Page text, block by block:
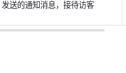
送的通知消息，接待访客